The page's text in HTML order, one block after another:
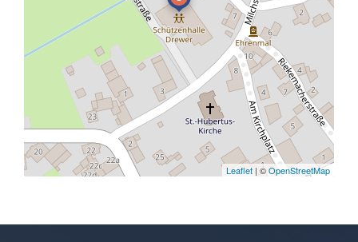
Leaflet | ©OpenStreetMap